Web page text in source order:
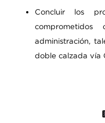
Concluir los
administración,
doble calzada vía